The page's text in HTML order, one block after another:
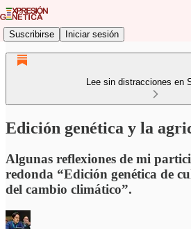
Suscribirse Iniciar sesión
Lee sin distracciones en
Edición genética y la
Algunas reflexiones de mi
redonda “Edición genética de
del cambio climático”.